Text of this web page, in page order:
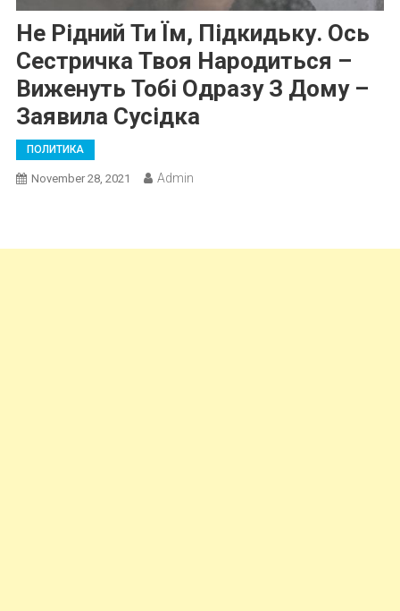
Не Рідний Ти Їм, Підкидьку. Ось
Сестричка Твоя Народиться –
Виженуть Тобі Одразу З Дому –
Заявила Сусідка
ПОЛИТИКА
November 28, 2021 Admin